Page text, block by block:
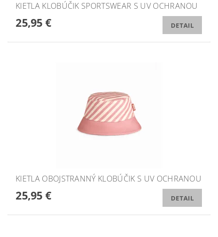
KIETLA KLOBÚČIK SPORTSWEAR S UV OCHRANOU
25,95 € DETAIL
KIETLA OBOJSTRANNÝ KLOBÚČIK S UV OCHRANOU
25,95 € DETAIL